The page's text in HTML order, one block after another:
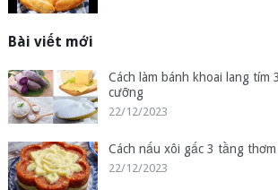
Bài viết mới
Cách làm bánh khoai lang tím
cưỡng
22/12/2023
Cách nấu xôi gấc 3 tầng
22/12/2023